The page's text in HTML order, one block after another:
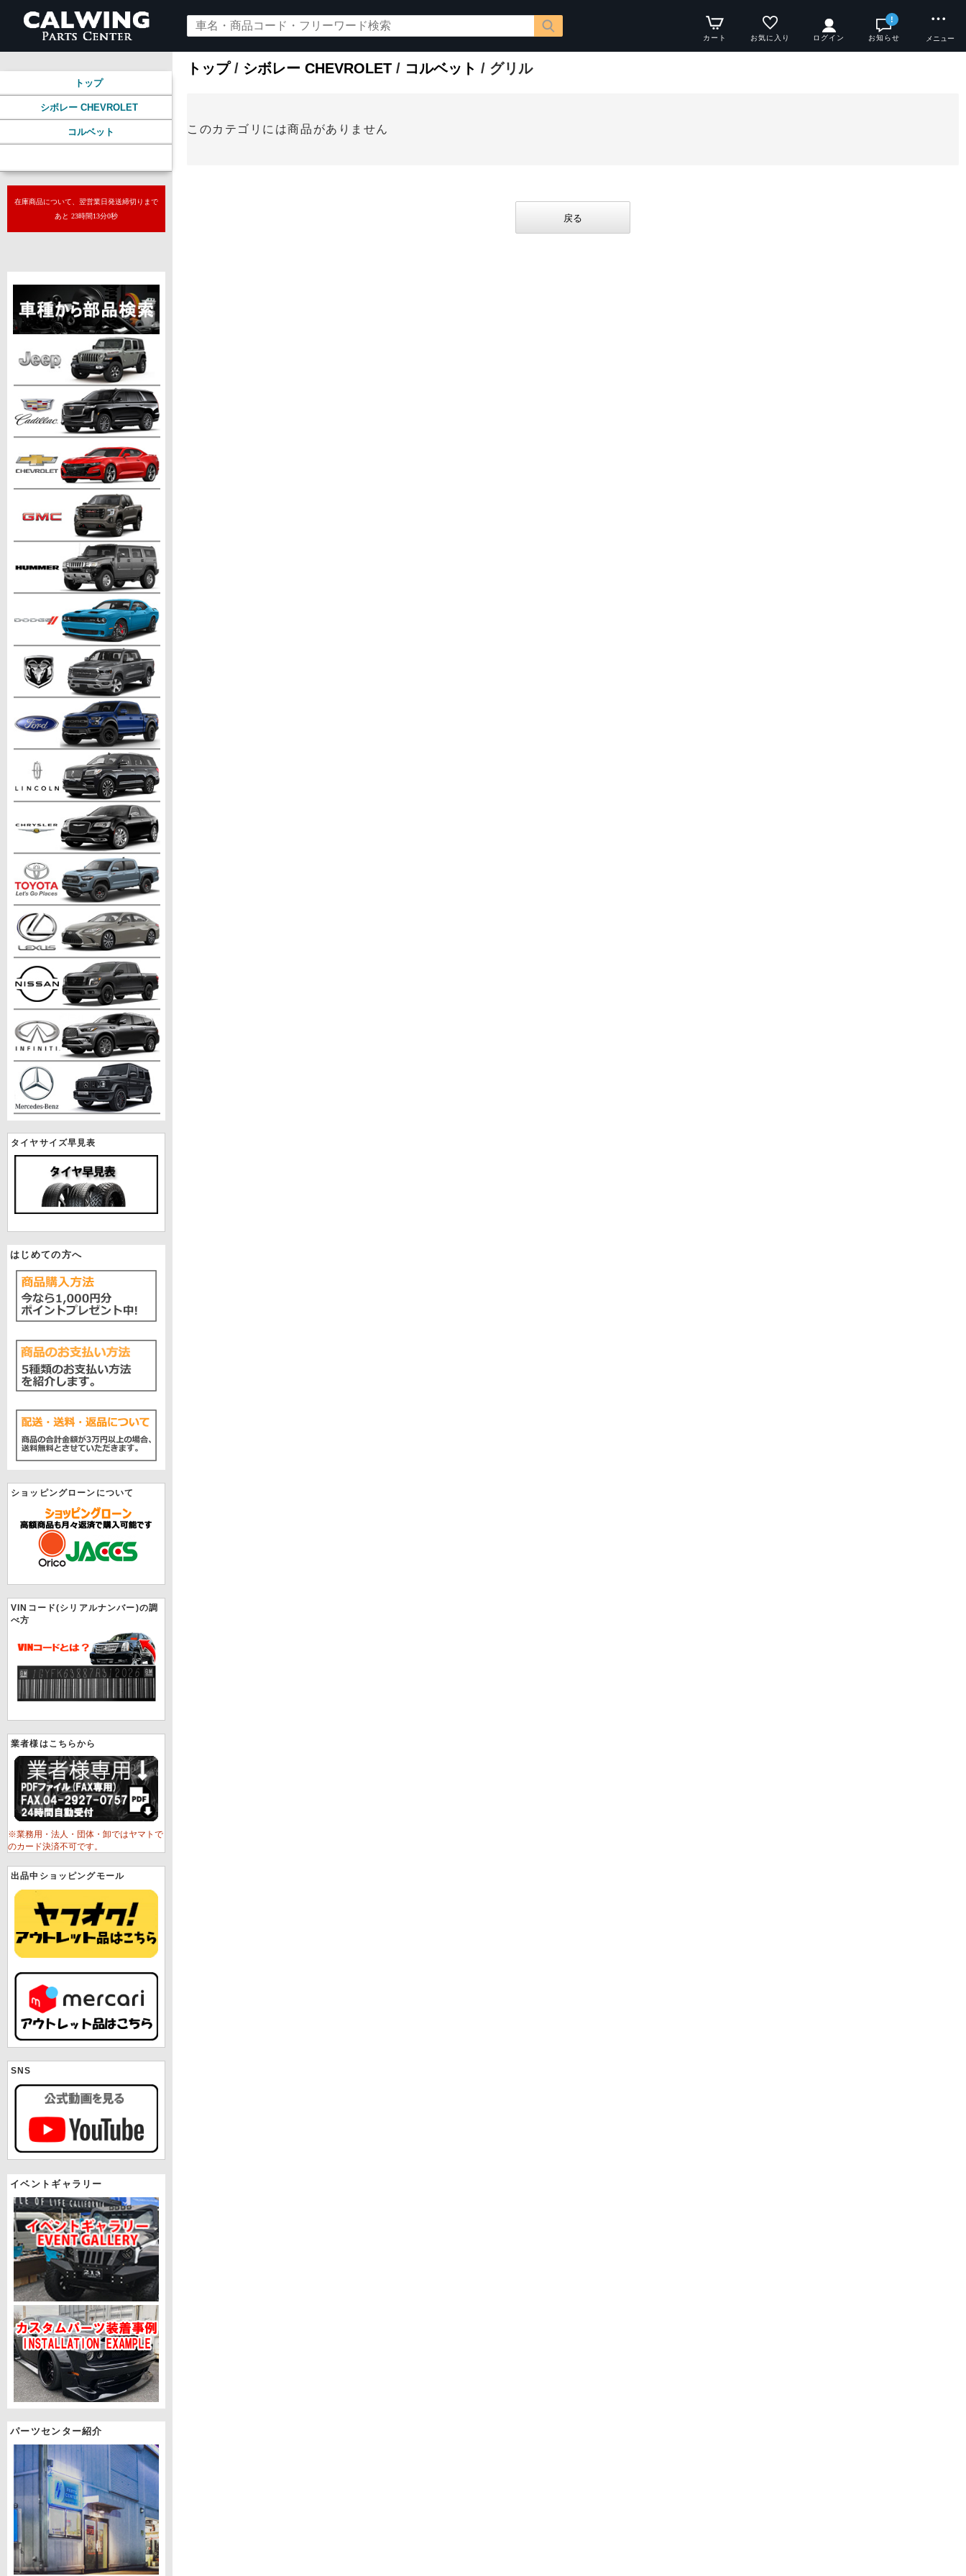
カート お気に入り ログイン
!
お知らせ メニュー
トップ
シボレー CHEVROLET
コルベット
在庫商品について、翌営業日発送締切りまで
あと 23時間12分59秒
タイヤサイズ早見表
はじめての方へ
ショッピングローンについて
VINコード(シリアルナンバー)の調
べ方
業者様はこちらから
※業務用・法人・団体・卸ではヤマトで
のカード決済不可です。
出品中ショッピングモール
SNS
イベントギャラリー
パーツセンター紹介
トップ/ シボレー CHEVROLET / コルベット / グリル
このカテゴリには商品がありません
戻る